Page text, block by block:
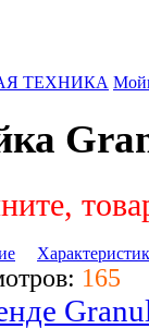
ТЕХНИКА
165